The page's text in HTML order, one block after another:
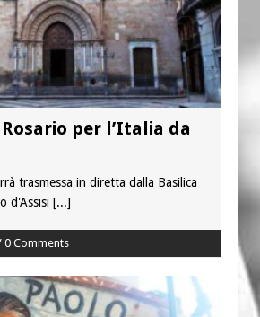
per l’Italia da
trasmessa in diretta dalla Basilica
d'Assisi [...]
0 Comments